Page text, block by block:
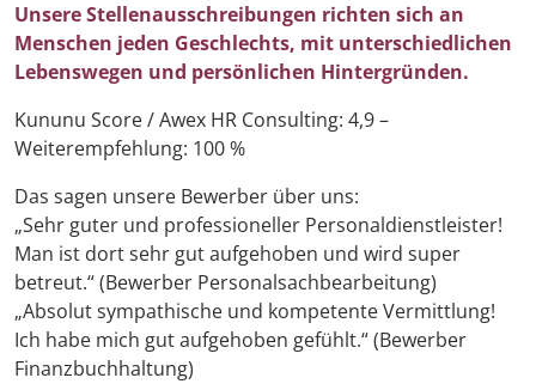
Unsere Stellenausschreibungen richten sich an
Menschen jeden Geschlechts, mit unterschiedlichen
Lebenswegen und persönlichen Hintergründen.
Kununu Score / Awex HR Consulting: 4,9 –
Weiterempfehlung: 100 %
Das sagen unsere Bewerber über uns:
„Sehr guter und professioneller Personaldienstleister!
Man ist dort sehr gut aufgehoben und wird super
betreut.“ (Bewerber Personalsachbearbeitung)
„Absolut sympathische und kompetente Vermittlung!
Ich habe mich gut aufgehoben gefühlt.“ (Bewerber
Finanzbuchhaltung)